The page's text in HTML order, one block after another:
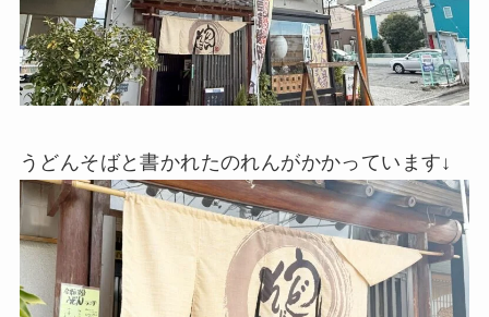
うどんそばと書かれたのれんがかかっています↓